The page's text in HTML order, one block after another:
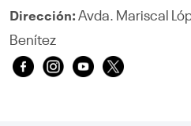
Dirección: Avda. Mariscal
Benítez